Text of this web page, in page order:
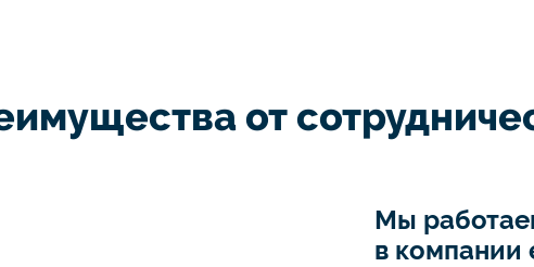
от
Мы
в компании